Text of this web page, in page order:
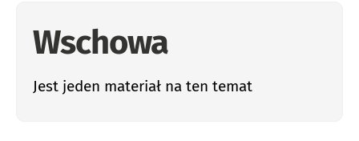
Wschowa
Jest jeden materiał na ten temat